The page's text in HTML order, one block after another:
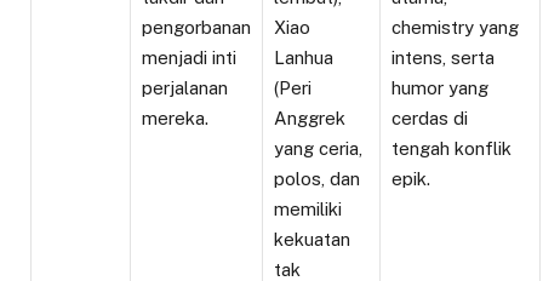
pengorbanan
menjadi inti
perjalanan
mereka.
Xiao
Lanhua
(Peri
Anggrek
yang ceria,
polos, dan
memiliki
kekuatan
tak
chemistry yang
intens, serta
humor yang
cerdas di
tengah konflik
epik.